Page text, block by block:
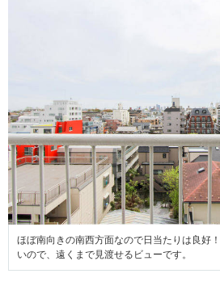
ほぼ南向きの南西方面なので日当たりは良好
いので、遠くまで見渡せるビューです。